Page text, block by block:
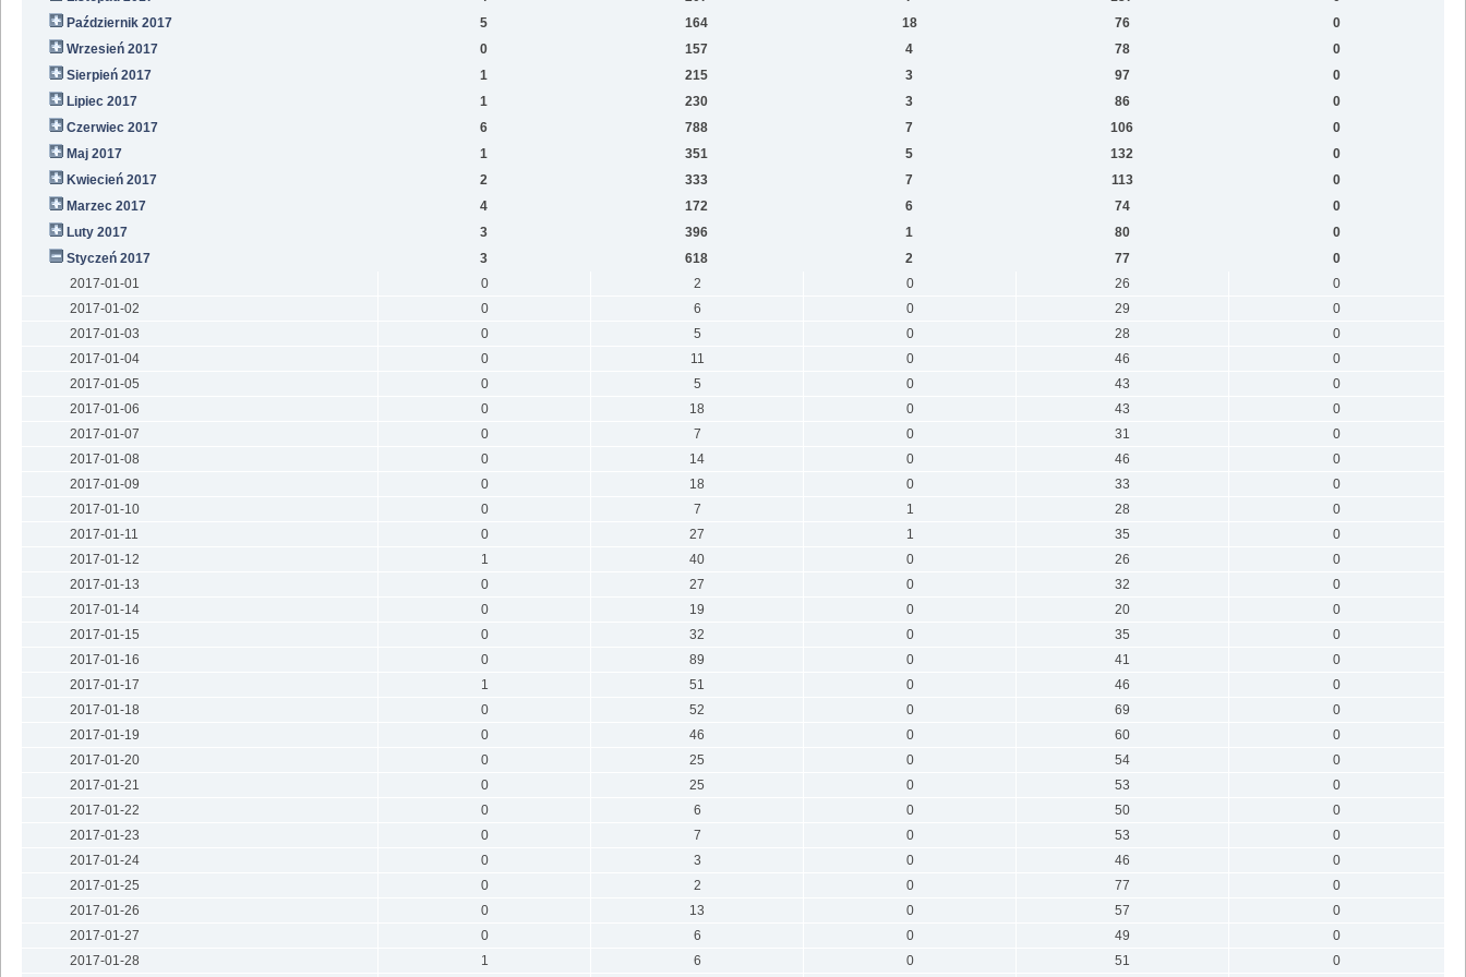
Październik 2017
5 164 18 76
0
Wrzesień 2017
0 157 4 78
0
Sierpień 2017
1 215 3 97
0
Lipiec 2017
1 230 3 86
0
Czerwiec 2017
6 788 7 106
0
Maj 2017
1 351 5 132
0
Kwiecień 2017
2 333 7 113
0
Marzec 2017
4 172 6 74
0
Luty 2017
3 396 1 80
0
Styczeń 2017
3 618 2 77
0
2017-01-01
0 2 0 26
0
2017-01-02
0 6 0 29
0
2017-01-03
0 5 0 28
0
2017-01-04
0 11 0 46
0
2017-01-05
0 5 0 43
0
2017-01-06
0 18 0 43
0
2017-01-07
0 7 0 31
0
2017-01-08
0 14 0 46
0
2017-01-09
0 18 0 33
0
2017-01-10
0 7 1 28
0
2017-01-11
0 27 1 35
0
2017-01-12
1 40 0 26
0
2017-01-13
0 27 0 32
0
2017-01-14
0 19 0 20
0
2017-01-15
0 32 0 35
0
2017-01-16
0 89 0 41
0
2017-01-17
1 51 0 46
0
2017-01-18
0 52 0 69
0
2017-01-19
0 46 0 60
0
2017-01-20
0 25 0 54
0
2017-01-21
0 25 0 53
0
2017-01-22
0 6 0 50
0
2017-01-23
0 7 0 53
0
2017-01-24
0 3 0 46
0
2017-01-25
0 2 0 77
0
2017-01-26
0 13 0 57
0
2017-01-27
0 6 0 49
0
2017-01-28
1 6 0 51 0